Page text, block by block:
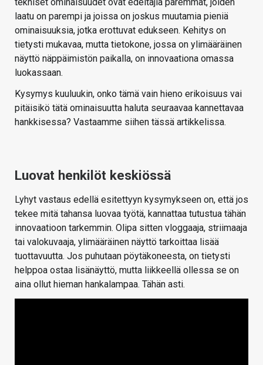
tekniset ominaisuudet ovat edeltäjiä paremmat, joiden
laatu on parempi ja joissa on joskus muutamia pieniä
ominaisuuksia, jotka erottuvat edukseen. Kehitys on
tietysti mukavaa, mutta tietokone, jossa on ylimääräinen
näyttö näppäimistön paikalla, on innovaationa omassa
luokassaan.
Kysymys kuuluukin, onko tämä vain hieno erikoisuus vai
pitäisikö tätä ominaisuutta haluta seuraavaa kannettavaa
hankkisessa? Vastaamme siihen tässä artikkelissa.
Luovat henkilöt keskiössä
Lyhyt vastaus edellä esitettyyn kysymykseen on, että jos
tekee mitä tahansa luovaa työtä, kannattaa tutustua tähän
innovaatioon tarkemmin. Olipa sitten vloggaaja, striimaaja
tai valokuvaaja, ylimääräinen näyttö tarkoittaa lisää
tuottavuutta. Jos puhutaan pöytäkoneesta, on tietysti
helppoa ostaa lisänäyttö, mutta liikkeellä ollessa se on
aina ollut hieman hankalampaa. Tähän asti.